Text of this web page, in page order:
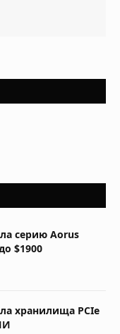
серию Aorus
$1900
хранилища PCIe